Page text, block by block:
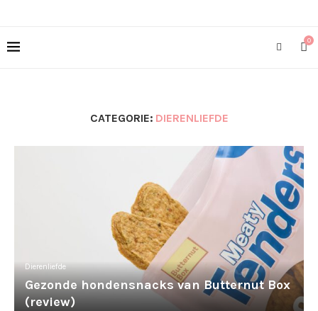
0
CATEGORIE: DIERENLIEFDE
Dierenliefde
Gezonde hondensnacks van Butternut Box
(review)